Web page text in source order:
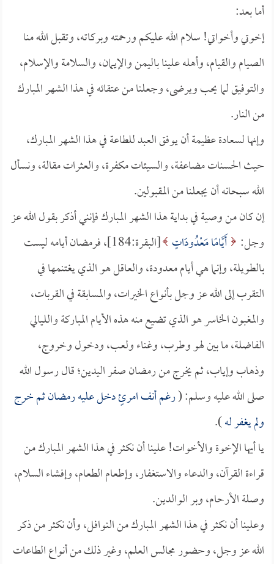
أما بعد:
إخوتي وأخواتي! سلام الله عليكم ورحمته وبركاته، وتقبل الله منا
الصيام والقيام، وأهله علينا باليمن والإيمان، والسلامة والإسلام،
والتوفيق لما يحب ويرضى، وجعلنا من عتقائه في هذا الشهر المبارك
من النار.
وإنها لسعادة عظيمة أن يوفق العبد للطاعة في هذا الشهر المبارك،
حيث الحسنات مضاعفة، والسيئات مكفرة، والعثرات مقالة، ونسأل
الله سبحانه أن يجعلنا من المقبولين.
إن كان من وصية في بداية هذا الشهر المبارك فإنني أذكر بقول الله عز
وجل: أَيَّامًا مَعْدُودَاتٍ
[البقرة:184]، فرمضان أيامه ليست
بالطويلة، وإنما هي أيام معدودة، والعاقل هو الذي يغتنمها في
التقرب إلى الله عز وجل بأنواع الخيرات، والمسابقة في القربات،
والمغبون الخاسر هو الذي تضيع منه هذه الأيام المباركة والليالي
الفاضلة، ما بين لهو وطرب، وغناء ولعب، ودخول وخروج،
وذهاب وإياب، ثم يخرج من رمضان صفر اليدين؛ قال رسول الله
صلى الله عليه وسلم: (رغم أنف امرئٍ دخل عليه رمضان ثم خرج
ولم يغفر له).
يا أيها الإخوة والأخوات! علينا أن نكثر في هذا الشهر المبارك من
قراءة القرآن، والدعاء والاستغفار، وإطعام الطعام، وإفشاء السلام،
وصلة الأرحام، وبر الوالدين.
وعلينا أن نكثر في هذا الشهر المبارك من النوافل، وأن نكثر من ذكر
الله عز وجل، وحضور مجالس العلم، وغير ذلك من أنواع الطاعات